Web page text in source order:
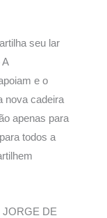
seu lar
e o
nova cadeira
apenas para
todos a
JORGE DE